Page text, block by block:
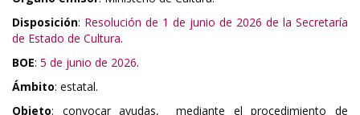
Disposición: Resolución de 1 de junio de 2026 de la Secretaría
de Estado de Cultura.
BOE: 5 de junio de 2026.
Ámbito: estatal.
Objeto: convocar ayudas, mediante el procedimiento de